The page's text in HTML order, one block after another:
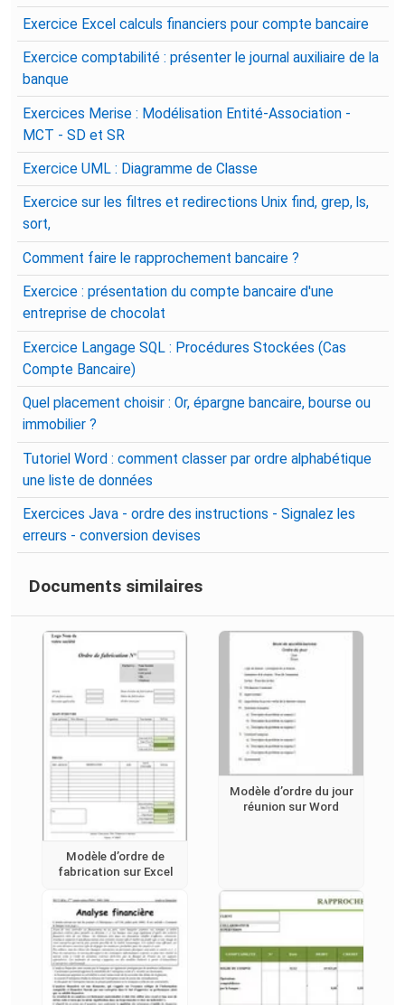
Exercice Excel calculs financiers pour compte bancaire
Exercice comptabilité : présenter le journal auxiliaire de la
banque
Exercices Merise : Modélisation Entité-Association -
MCT - SD et SR
Exercice UML : Diagramme de Classe
Exercice sur les filtres et redirections Unix find, grep, ls,
sort,
Comment faire le rapprochement bancaire ?
Exercice : présentation du compte bancaire d'une
entreprise de chocolat
Exercice Langage SQL : Procédures Stockées (Cas
Compte Bancaire)
Quel placement choisir : Or, épargne bancaire, bourse ou
immobilier ?
Tutoriel Word : comment classer par ordre alphabétique
une liste de données
Exercices Java - ordre des instructions - Signalez les
erreurs - conversion devises
Documents similaires
Modèle d’ordre de
fabrication sur Excel
Modèle d’ordre du jour
réunion sur Word